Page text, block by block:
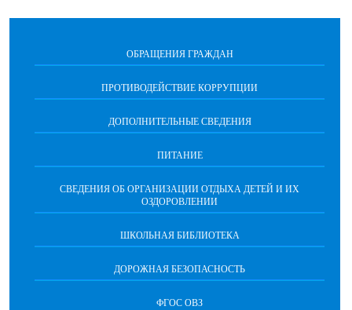
ОБРАЩЕНИЯ ГРАЖДАН
ПРОТИВОДЕЙСТВИЕ КОРРУПЦИИ
ДОПОЛНИТЕЛЬНЫЕ СВЕДЕНИЯ
ПИТАНИЕ
СВЕДЕНИЯ ОБ ОРГАНИЗАЦИИ ОТДЫХА ДЕТЕЙ И ИХ
ОЗДОРОВЛЕНИИ
ШКОЛЬНАЯ БИБЛИОТЕКА
ДОРОЖНАЯ БЕЗОПАСНОСТЬ
ФГОС ОВЗ